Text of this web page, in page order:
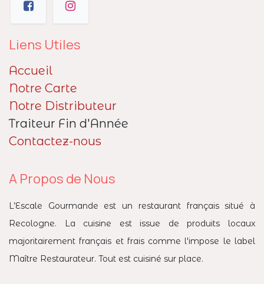
Liens Utiles
Accueil
Notre Carte
Notre Distributeur
Traiteur Fin d'Année
Contactez-nous
A Propos de Nous
L’Escale Gourmande est un restaurant français situé à
Recologne. La cuisine est issue de produits locaux
majoritairement français et frais comme l'impose le label
Maître Restaurateur. Tout est cuisiné sur place.